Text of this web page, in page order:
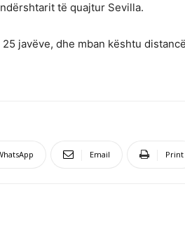
të quajtur Sevilla.
javëve, dhe mban kështu
Email Print